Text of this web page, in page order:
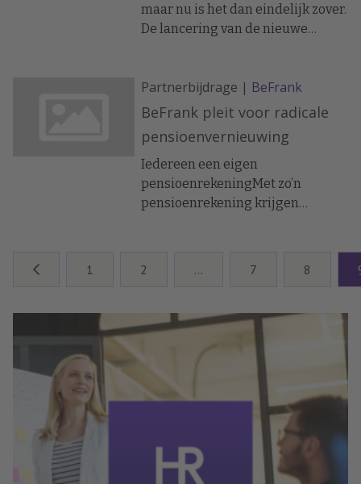
steeds belangrijkere rol spelen in
het On-boardingsproces, en dat
maar nu is het dan eindelijk zover.
De lancering van de nieuwe
Partnerbijdrage | BeFrank
BeFrank pleit voor radicale
pensioenvernieuwing
Iedereen een eigen
pensioenrekeningMet zo’n
pensioenrekening krijgen
pensioenuitvoerder blijkt
namelijk dat het erg slecht
gesteld is met het
Nederlanders. Maar liefst 80
procent is niet of nauwelijks bezig
met het eigen spaarpotje voor
later. Een kwart van hen zegt dat
pas halverwege de eigen
1 2 … 7 8